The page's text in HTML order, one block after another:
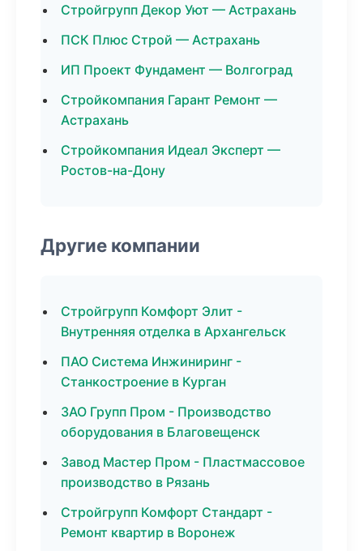
Стройгрупп Декор Уют — Астрахань
ПСК Плюс Строй — Астрахань
ИП Проект Фундамент — Волгоград
Стройкомпания Гарант Ремонт —
Астрахань
Стройкомпания Идеал Эксперт —
Ростов-на-Дону
Другие компании
Стройгрупп Комфорт Элит -
Внутренняя отделка в Архангельск
ПАО Система Инжиниринг -
Станкостроение в Курган
ЗАО Групп Пром - Производство
оборудования в Благовещенск
Завод Мастер Пром - Пластмассовое
производство в Рязань
Стройгрупп Комфорт Стандарт -
Ремонт квартир в Воронеж